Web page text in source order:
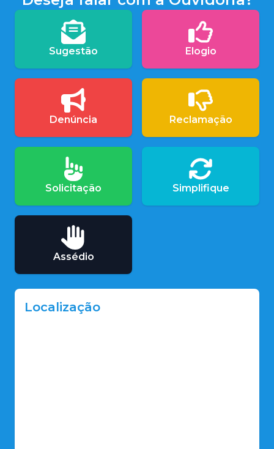
Sugestão Elogio
Denúncia Reclamação
Solicitação Simplifique
Assédio
Localização